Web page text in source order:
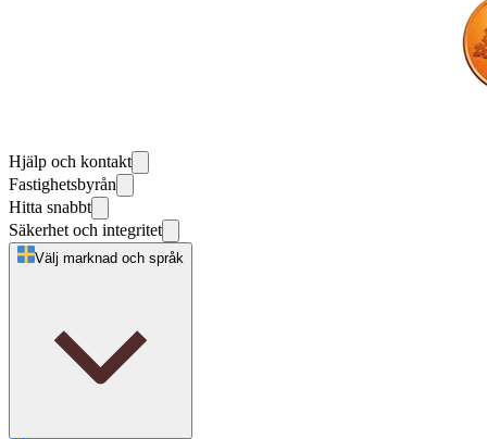
Hjälp och kontakt
Fastighetsbyrån
Hitta snabbt
Säkerhet och integritet
Välj marknad och språk